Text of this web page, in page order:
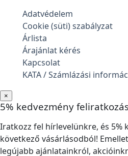
Adatvédelem
Cookie (süti) szabályzat
Árlista
Árajánlat kérés
Kapcsolat
KATA / Számlázási
×
5% kedvezmény
Iratkozz fel hírlevelünkre, és 5%
következő vásárlásodból!
legújabb ajánlatainkról,